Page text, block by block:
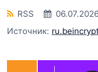
RSS
Источник: